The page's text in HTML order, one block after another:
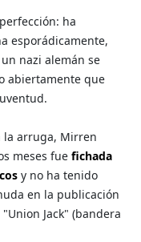
ha
esporádicamente,
nazi alemán se
abiertamente que
la arruga, Mirren
meses fuefichada
y no ha tenido
en la publicación
Jack" (bandera